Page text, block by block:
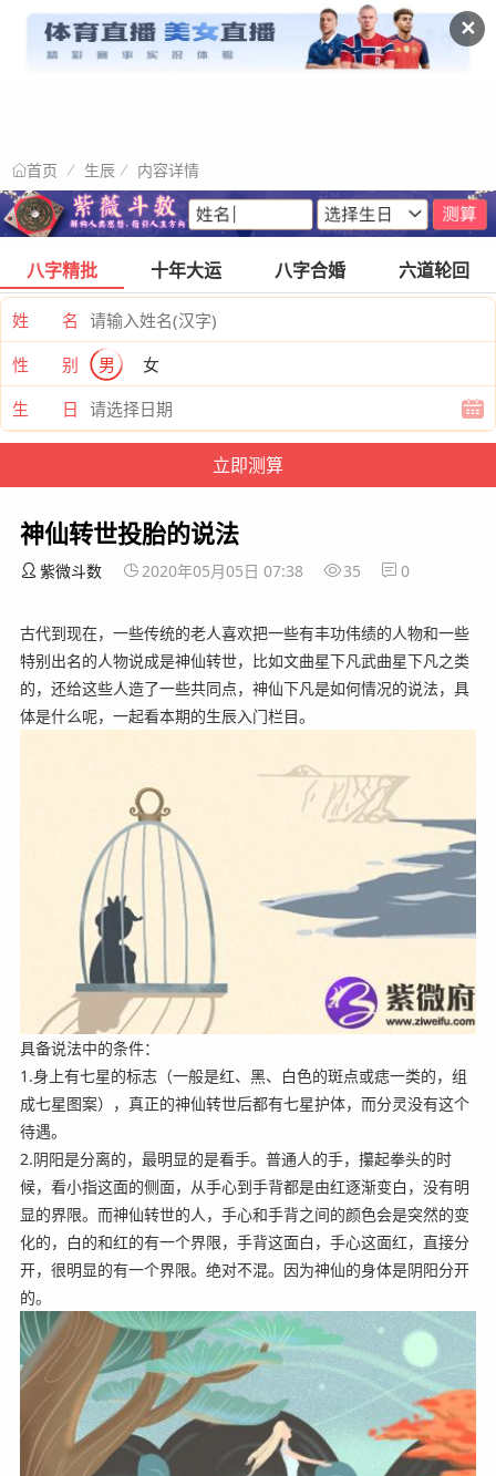
✕
首页 生辰 内容详情
八字精批 十年大运 八字合婚 六道轮回
姓 名
性 别
男
女
生 日
神仙转世投胎的说法
紫微斗数 2020年05月05日 07:38 35 0
古代到现在，一些传统的老人喜欢把一些有丰功伟绩的人物和一些
特别出名的人物说成是神仙转世，比如文曲星下凡武曲星下凡之类
的，还给这些人造了一些共同点，神仙下凡是如何情况的说法，具
体是什么呢，一起看本期的生辰入门栏目。
具备说法中的条件：
1.身上有七星的标志（一般是红、黑、白色的斑点或痣一类的，组
成七星图案），真正的神仙转世后都有七星护体，而分灵没有这个
待遇。
2.阴阳是分离的，最明显的是看手。普通人的手，攥起拳头的时
候，看小指这面的侧面，从手心到手背都是由红逐渐变白，没有明
显的界限。而神仙转世的人，手心和手背之间的颜色会是突然的变
化的，白的和红的有一个界限，手背这面白，手心这面红，直接分
开，很明显的有一个界限。绝对不混。因为神仙的身体是阴阳分开
的。